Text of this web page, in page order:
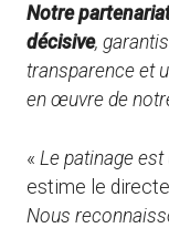
Notre
décisive,
transparence et
en œuvre de
« Le patinage
estime le
Nous